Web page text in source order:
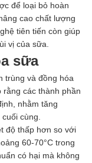
để loại bỏ hoàn
cao chất lượng
tiên tiến còn giúp
vị của sữa.
sữa
trùng và đồng hóa
các thành phần
nhằm tăng
cùng.
độ thấp hơn so với
60-70°C trong
có hại mà không